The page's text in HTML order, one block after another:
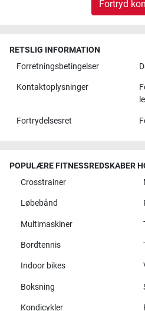
Fortryd
RETSLIG INFORMATION
Forretningsbetingelser
Kontaktoplysninger
Fortrydelsesret
POPULÆRE FITNESSREDSKABER
Crosstrainer
Løbebånd
Multimaskiner
Bordtennis
Indoor bikes
Boksning
Kondicykler